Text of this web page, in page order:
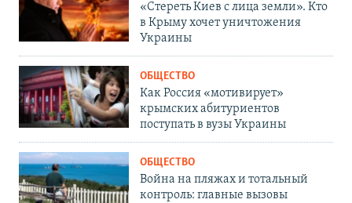
«Стереть Киев с лица земли». Кто
в Крыму хочет уничтожения
Украины
ОБЩЕСТВО
Как Россия «мотивирует»
крымских абитуриентов
поступать в вузы Украины
ОБЩЕСТВО
Война на пляжах и тотальный
контроль: главные вызовы